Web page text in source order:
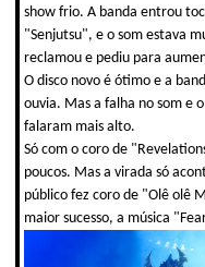
show frio. A banda entrou
"Senjutsu", e o som estava
reclamou e pediu para
O disco novo é ótimo e a
ouvia. Mas a falha no som e
falaram mais alto.
Só com o coro de
poucos. Mas a virada só
público fez coro de "Olê olê
maior sucesso, a música